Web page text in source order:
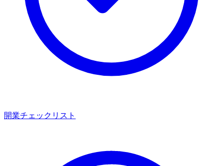
開業チェックリスト